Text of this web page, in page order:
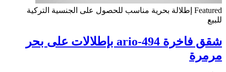
Featured إطلالة بحرية مناسب للحصول على الجنسية التركية
للبيع
شقق فاخرة 494-ario بإطلالات على بحر
مرمرة